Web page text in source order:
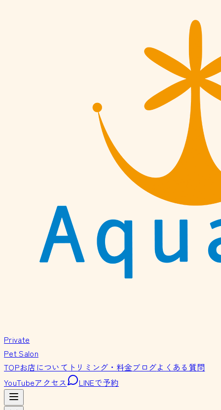
Private
Pet Salon
TOPお店について トリミング・料金ブログよくある質問
YouTubeアクセス LINEで予約